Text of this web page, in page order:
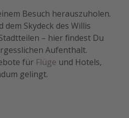
Besuch herauszuholen.
Skydeck des Willis
– hier findest Du
Aufenthalt.
für Flüge und Hotels,
gelingt.